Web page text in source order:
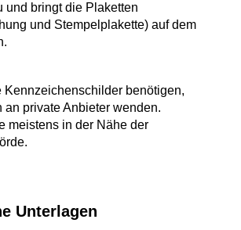
und bringt die Plaketten
und Stempelplakette) auf dem
Kennzeichenschilder benötigen,
an private Anbieter wenden.
meistens in der Nähe der
Unterlagen